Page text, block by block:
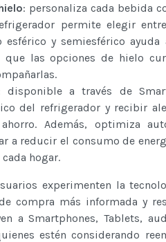
: personaliza cada bebida
permite elegir
y semiesférico
que las opciones de hielo
disponible a través de
del refrigerador y recibir
Además, optimiza
a reducir el consumo de
hogar.
experimenten la
compra más informada y
a Smartphones, Tablets,
estén considerando